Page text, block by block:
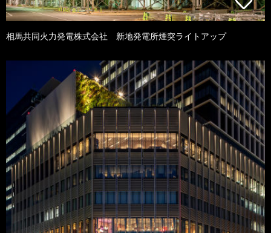
相馬共同火力発電株式会社 新地発電所煙突ライトアップ